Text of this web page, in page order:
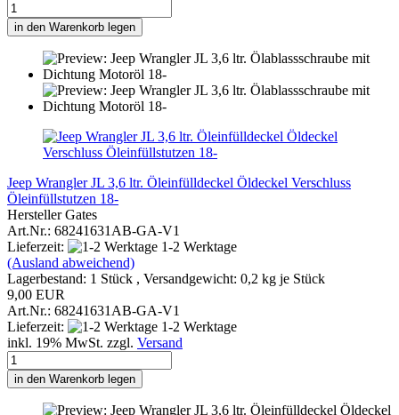
in den Warenkorb legen
Jeep Wrangler JL 3,6 ltr. Öleinfülldeckel Öldeckel Verschluss
Öleinfüllstutzen 18-
Hersteller Gates
Art.Nr.: 68241631AB-GA-V1
Lieferzeit:
1-2 Werktage
(Ausland abweichend)
Lagerbestand: 1 Stück , Versandgewicht: 0,2 kg je Stück
9,00 EUR
Art.Nr.: 68241631AB-GA-V1
Lieferzeit:
1-2 Werktage
inkl. 19% MwSt. zzgl. Versand
in den Warenkorb legen